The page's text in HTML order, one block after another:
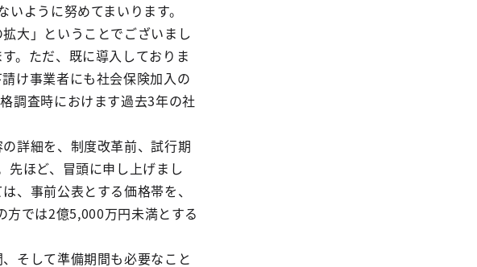
ように努めてまいります。
大」ということでございまし
。ただ、既に導入しておりま
け事業者にも社会保険加入の
調査時におけます過去3年の社
詳細を、制度改革前、試行期
先ほど、冒頭に申し上げまし
、事前公表とする価格帯を、
では2億5,000万円未満とする
そして準備期間も必要なこと